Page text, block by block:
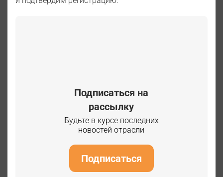
Подписаться на
рассылку
Будьте в курсе последних
новостей отрасли
Подписаться